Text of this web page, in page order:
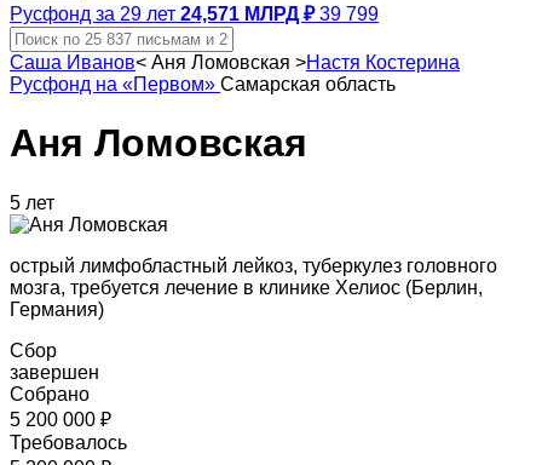
Русфонд за 29 лет 24,571 МЛРД ₽ 39 799
Саша Иванов< Аня Ломовская >Настя Костерина
Русфонд на «Первом» Самарская область
Аня Ломовская
5 лет
острый лимфобластный лейкоз, туберкулез головного
мозга, требуется лечение в клинике Хелиос (Берлин,
Германия)
Сбор
завершен
Собрано
5 200 000 ₽
Требовалось